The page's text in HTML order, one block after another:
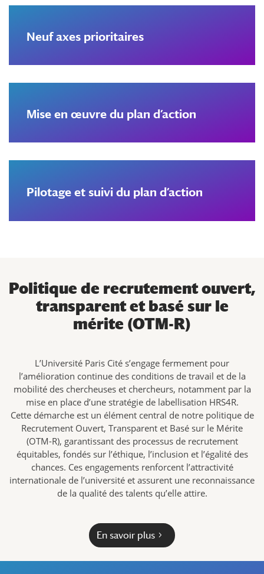
Neuf axes prioritaires
Mise en œuvre du plan d’action
Pilotage et suivi du plan d’action
Politique de recrutement ouvert,
transparent et basé sur le
mérite (OTM-R)
L’Université Paris Cité s’engage fermement pour
l’amélioration continue des conditions de travail et de la
mobilité des chercheuses et chercheurs, notamment par la
mise en place d’une stratégie de labellisation HRS4R.
Cette démarche est un élément central de notre politique de
Recrutement Ouvert, Transparent et Basé sur le Mérite
(OTM-R), garantissant des processus de recrutement
équitables, fondés sur l’éthique, l’inclusion et l’égalité des
chances. Ces engagements renforcent l’attractivité
internationale de l’université et assurent une reconnaissance
de la qualité des talents qu’elle attire.
En savoir plus